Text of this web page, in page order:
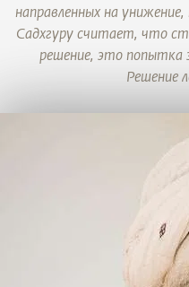
направленных на
Садхгуру считает, что
решение, это попытка
Решение